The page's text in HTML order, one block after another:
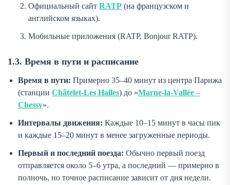
Официальный сайт RATP (на французском и
английском языках).
Мобильные приложения (RATP, Bonjour RATP).
1.3. Время в пути и расписание
Время в пути: Примерно 35–40 минут из центра Парижа
(станции Châtelet-Les Halles) до «Marne-la-Vallée –
Chessy».
Интервалы движения: Каждые 10–15 минут в часы пик
и каждые 15–20 минут в менее загруженные периоды.
Первый и последний поезда: Обычно первый поезд
отправляется около 5–6 утра, а последний — примерно в
полночь, но точное расписание зависит от дня недели.